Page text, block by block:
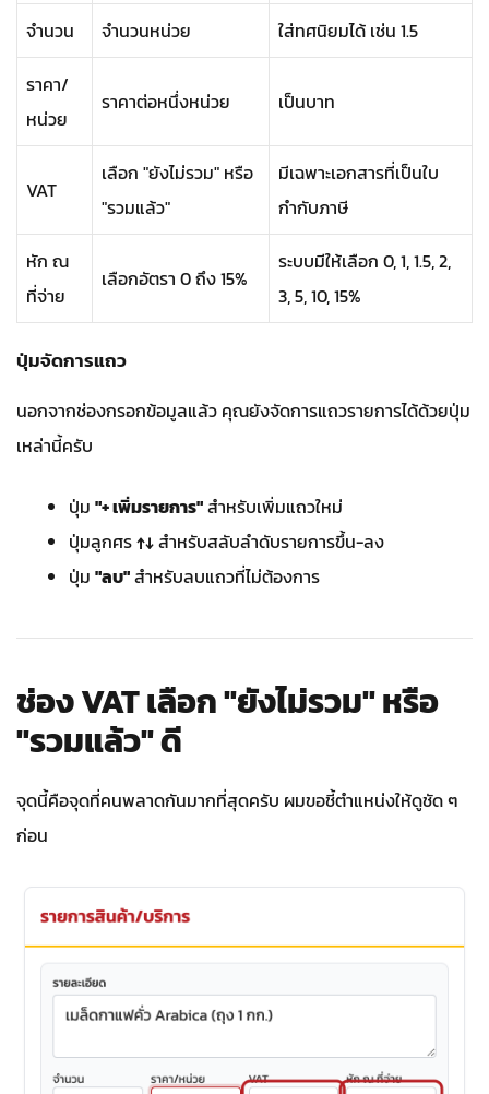
จำนวน จำนวนหน่วย ใส่ทศนิยมได้ เช่น 1.5
ราคา/
หน่วย
ราคาต่อหนึ่งหน่วย เป็นบาท
VAT
เลือก "ยังไม่รวม" หรือ
"รวมแล้ว"
มีเฉพาะเอกสารที่เป็นใบ
กำกับภาษี
หัก ณ
ที่จ่าย
เลือกอัตรา 0 ถึง 15%
ระบบมีให้เลือก 0, 1, 1.5, 2,
3, 5, 10, 15%
ปุ่มจัดการแถว
นอกจากช่องกรอกข้อมูลแล้ว คุณยังจัดการแถวรายการได้ด้วยปุ่ม
เหล่านี้ครับ
ปุ่ม "+ เพิ่มรายการ"สำหรับเพิ่มแถวใหม่
ปุ่มลูกศร↑↓สำหรับสลับลำดับรายการขึ้น-ลง
ปุ่ม "ลบ"สำหรับลบแถวที่ไม่ต้องการ
ช่อง VAT เลือก "ยังไม่รวม" หรือ
"รวมแล้ว" ดี
จุดนี้คือจุดที่คนพลาดกันมากที่สุดครับ ผมขอชี้ตำแหน่งให้ดูชัด ๆ
ก่อน